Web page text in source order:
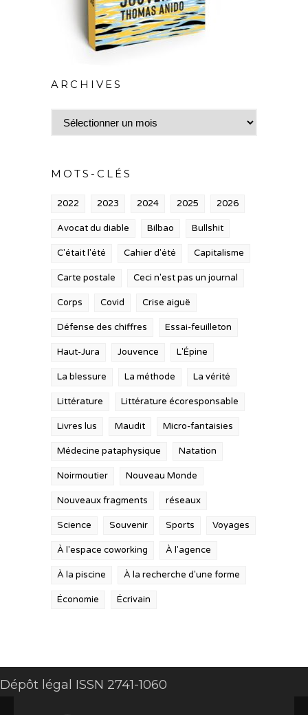
ARCHIVES
Archives
MOTS-CLÉS
2022 2023 2024 2025 2026
Avocat du diable Bilbao Bullshit
C'était l'été Cahier d'été Capitalisme
Carte postale Ceci n'est pas un journal
Corps Covid Crise aiguë
Défense des chiffres Essai-feuilleton
Haut-Jura Jouvence L'Épine
La blessure La méthode La vérité
Littérature Littérature écoresponsable
Livres lus Maudit Micro-fantaisies
Médecine pataphysique Natation
Noirmoutier Nouveau Monde
Nouveaux fragments réseaux
Science Souvenir Sports Voyages
À l'espace coworking À l'agence
À la piscine À la recherche d'une forme
Économie Écrivain
Dépôt légal ISSN 2741-1060